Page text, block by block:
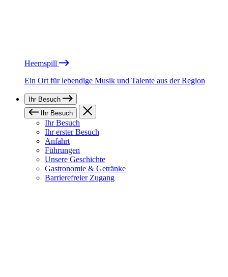
Heemspill
Ein Ort für lebendige Musik und Talente aus der Region
Ihr Besuch
Ihr Besuch
Ihr Besuch
Ihr erster Besuch
Anfahrt
Führungen
Unsere Geschichte
Gastronomie & Getränke
Barrierefreier Zugang